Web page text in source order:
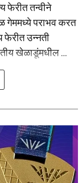
फेरीत तन्वीने
गेममध्ये पराभव करत
फेरीत उन्नती
खेळाडूंमधील ...